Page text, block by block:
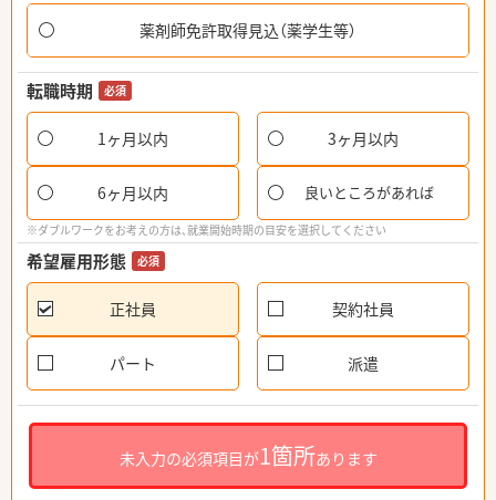
薬剤師免許取得見込（薬学生等）
転職時期 必須
1ヶ月以内 3ヶ月以内
6ヶ月以内 良いところがあれば
※ダブルワークをお考えの方は、就業開始時期の目安を選択してください
希望雇用形態 必須
正社員 契約社員
パート 派遣
未入力の必須項目が1箇所あります